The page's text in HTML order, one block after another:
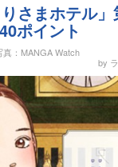
さまホテル
ポイント
真：MANGA Watch
by